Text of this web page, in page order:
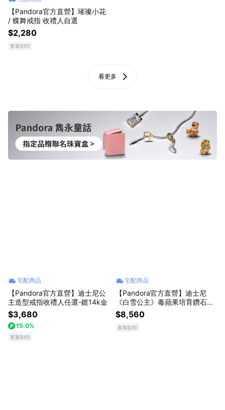
【Pandora官方直營】璀璨小花
/ 蝶舞戒指 收禮人自選
$2,280
客製刻印
看更多
宅配商品
【Pandora官方直營】迪士尼公
主造型戒指收禮人任選-鍍14k金
$3,680
15.0%
客製刻印
宅配商品
【Pandora官方直營】迪士尼
《白雪公主》毒蘋果培育鑽石項
鏈珠寶盒組
$8,560
客製刻印